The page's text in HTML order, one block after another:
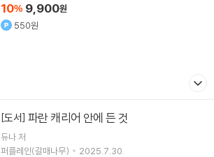
10% 9,900원
550원
[도서] 파란 캐리어 안에 든 것
듀나저
퍼플레인(갈매나무)
2025.7.30.